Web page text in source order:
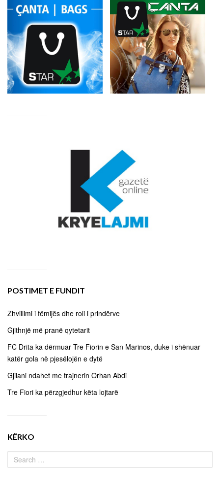
POSTIMET E FUNDIT
Zhvillimi i fëmijës dhe roli i prindërve
Gjithnjë më pranë qytetarit
FC Drita ka dërmuar Tre Fiorin e San Marinos, duke i shënuar
katër gola në pjesëlojën e dytë
Gjilani ndahet me trajnerin Orhan Abdi
Tre Fiori ka përzgjedhur këta lojtarë
KËRKO